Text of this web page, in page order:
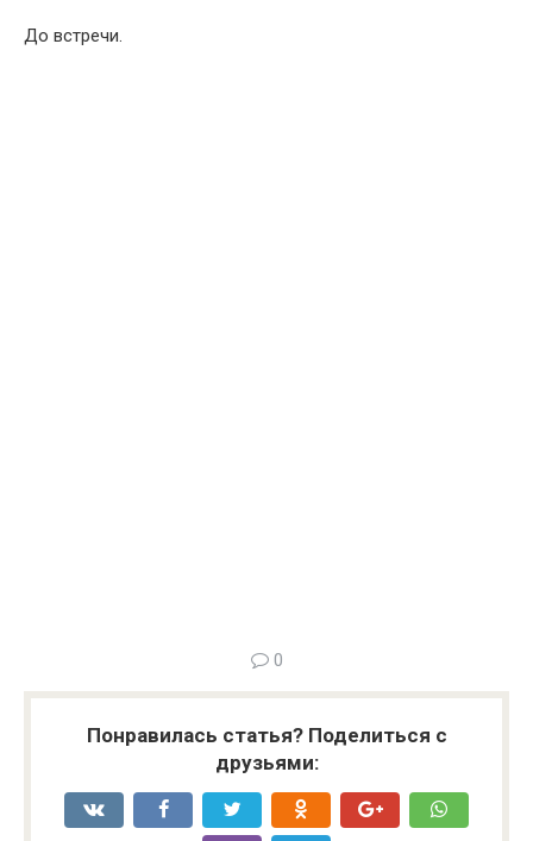
До встречи.
0
Понравилась статья? Поделиться с
друзьями: